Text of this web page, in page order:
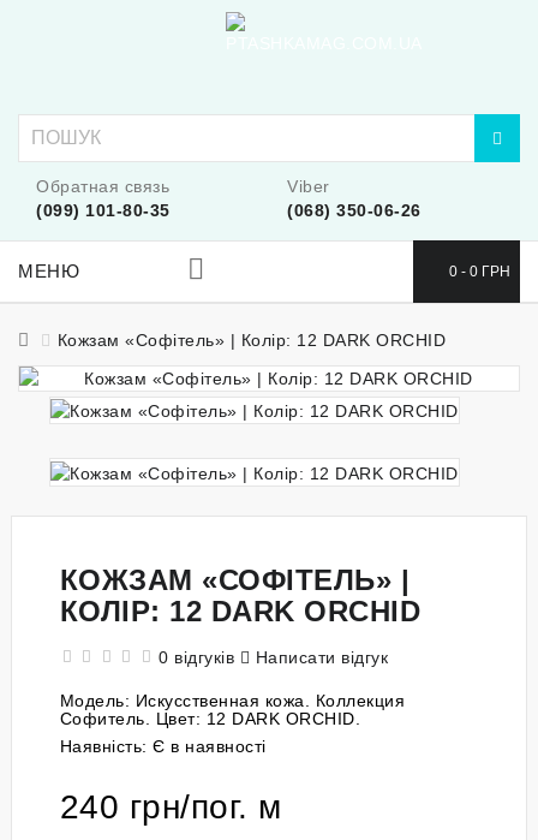
Обратная связь
(099) 101-80-35
Viber
(068) 350-06-26
0 - 0 ГРН
МЕНЮ
Кожзам «Софітель» | Колір: 12 DARK ORCHID
КОЖЗАМ «СОФІТЕЛЬ» |
КОЛІР: 12 DARK ORCHID
0 відгуків Написати відгук
Модель: Искусственная кожа. Коллекция
Софитель. Цвет: 12 DARK ORCHID.
Наявність: Є в наявності
240 грн/пог. м